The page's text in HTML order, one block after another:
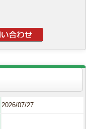
2026/07/27